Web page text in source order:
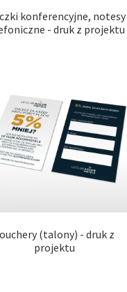
konferencyjne, notesy
- druk z projektu
(talony) - druk z
projektu